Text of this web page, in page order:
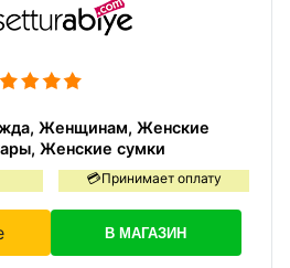
Женщинам, Женские
Женские сумки
💳Принимает оплату
В МАГАЗИН